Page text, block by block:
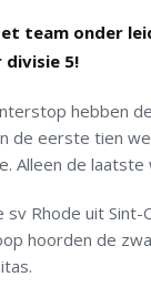
team onder
5!
hebben
de eerste tien
Alleen de
Rhode uit
hoorden de